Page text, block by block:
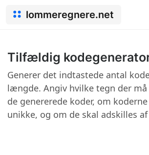
lommeregnere.net
Tilfældig
Generer det indtastede antal
længde. Angiv hvilke tegn der
de genererede koder, om
unikke, og om de skal adskilles